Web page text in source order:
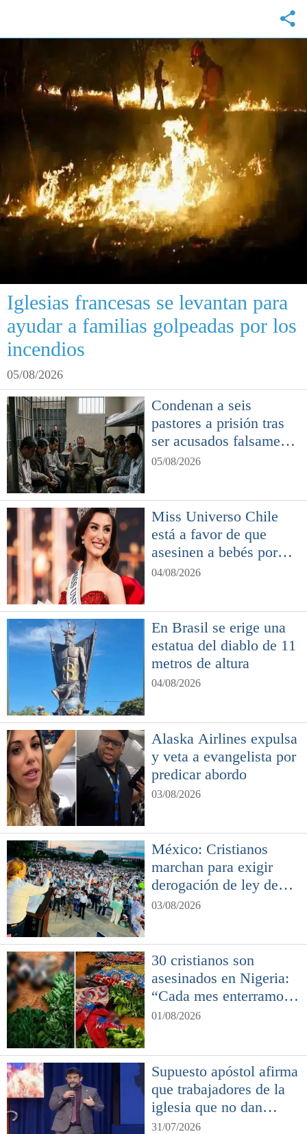
Iglesias francesas se levantan para
ayudar a familias golpeadas por los
incendios
05/08/2026
Condenan a seis
pastores a prisión tras
ser acusados falsamente
de conversiones
05/08/2026
Miss Universo Chile
está a favor de que
asesinen a bebés por
nacer
04/08/2026
En Brasil se erige una
estatua del diablo de 11
metros de altura
04/08/2026
Alaska Airlines expulsa
y veta a evangelista por
predicar abordo
03/08/2026
México: Cristianos
marchan para exigir
derogación de ley de
género
03/08/2026
30 cristianos son
asesinados en Nigeria:
“Cada mes enterramos
a nuestra gente”
01/08/2026
Supuesto apóstol afirma
que trabajadores de la
iglesia que no dan
diezmo son «ladrones»
31/07/2026